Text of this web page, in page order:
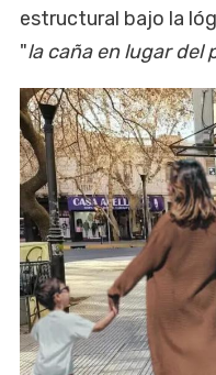
estructural bajo la
"la caña en lugar del